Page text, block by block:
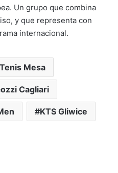
Un grupo que combina
y que representa con
internacional.
Mesa
Cagliari
KTS Gliwice